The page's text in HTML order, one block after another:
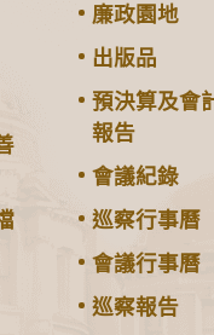
廉政園地
出版品
預決算及會
報告
會議紀錄
巡察行事曆
會議行事曆
巡察報告